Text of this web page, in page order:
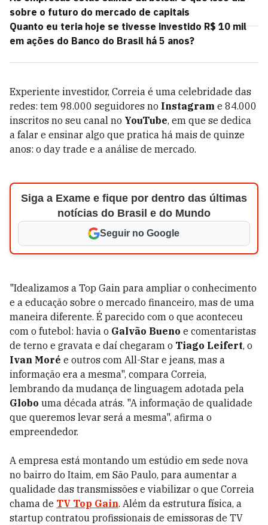
sobre o futuro do mercado de capitais
Quanto eu teria hoje se tivesse investido R$ 10 mil
em ações do Banco do Brasil há 5 anos?
Experiente investidor, Correia é uma celebridade das
redes: tem 98.000 seguidores no Instagram e 84.000
inscritos no seu canal no YouTube, em que se dedica
a falar e ensinar algo que pratica há mais de quinze
anos: o day trade e a análise de mercado.
Siga a Exame e fique por dentro das últimas
notícias do Brasil e do Mundo
Seguir no Google
"Idealizamos a Top Gain para ampliar o conhecimento
e a educação sobre o mercado financeiro, mas de uma
maneira diferente. É parecido com o que aconteceu
com o futebol: havia o Galvão Bueno e comentaristas
de terno e gravata e daí chegaram o Tiago Leifert, o
Ivan Moré e outros com All-Star e jeans, mas a
informação era a mesma", compara Correia,
lembrando da mudança de linguagem adotada pela
Globo uma década atrás. "A informação de qualidade
que queremos levar será a mesma", afirma o
empreendedor.
A empresa está montando um estúdio em sede nova
no bairro do Itaim, em São Paulo, para aumentar a
qualidade das transmissões e viabilizar o que Correia
chama de TV Top Gain. Além da estrutura física, a
startup contratou profissionais de emissoras de TV